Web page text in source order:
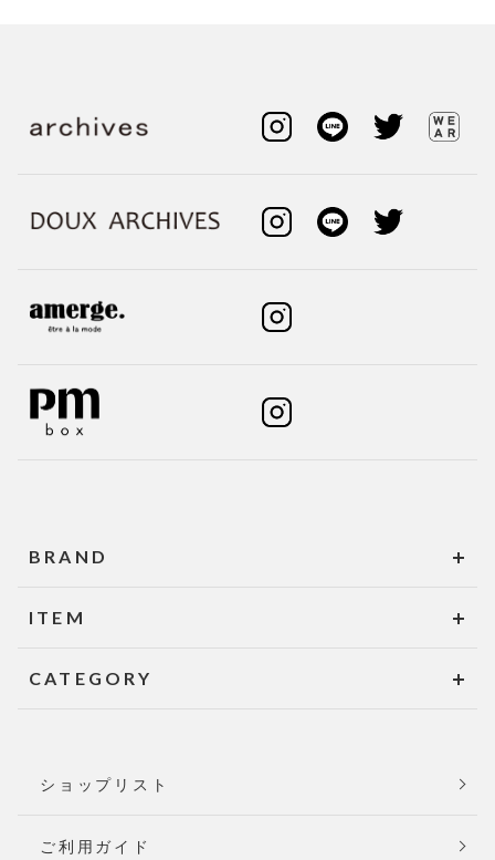
BRAND
ITEM
CATEGORY
ショップリスト
ご利用ガイド